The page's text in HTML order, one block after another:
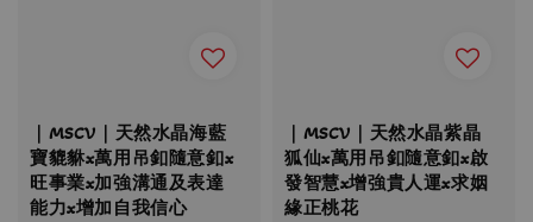
｜MSCV｜天然水晶海藍
寶貔貅x萬用吊釦隨意釦x
旺事業x加強溝通及表達
能力x增加自我信心
｜MSCV｜天然水晶紫晶
狐仙x萬用吊釦隨意釦x啟
發智慧x增強貴人運x求姻
緣正桃花